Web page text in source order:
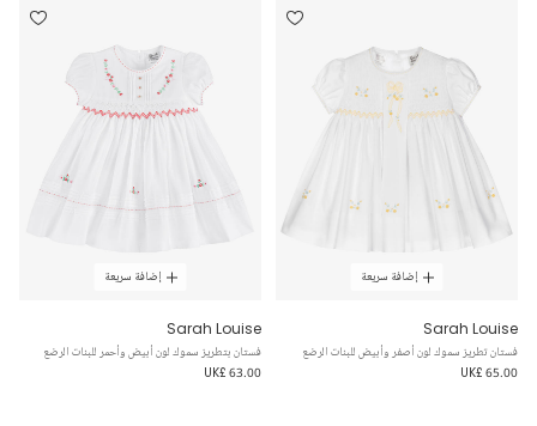
إضافة سريعة
Sarah Louise
فستان تطريز سموك لون أصفر وأبيض للبنات الرضع
UK£ 65.00
إضافة سريعة
Sarah Louise
فستان بتطريز سموك لون أبيض وأحمر للبنات الرضع
UK£ 63.00